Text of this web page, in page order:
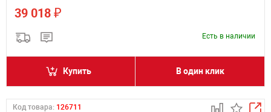
39 018 ₽
Есть в наличии
Купить В один клик
Код товара: 126711